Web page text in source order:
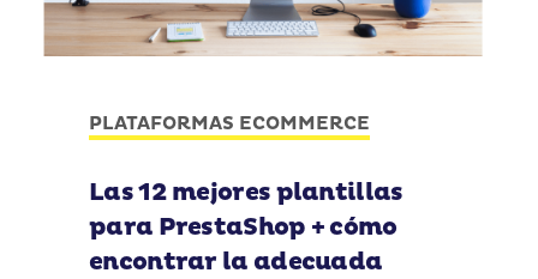
PLATAFORMAS ECOMMERCE
Las 12 mejores plantillas
para PrestaShop + cómo
encontrar la adecuada